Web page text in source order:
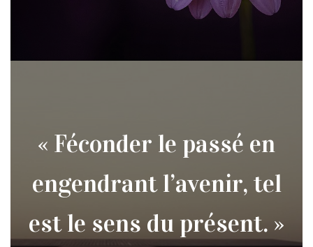
« Féconder le passé en
engendrant l’avenir, tel
est le sens du présent. »